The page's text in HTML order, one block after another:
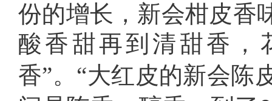
份的增长，新会柑皮香
酸香甜再到清甜香，
香”。“大红皮的新会陈